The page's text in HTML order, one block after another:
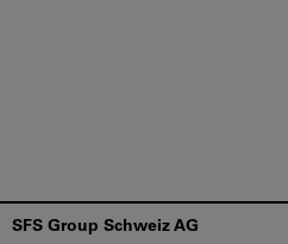
Fußzeile
SFS Group Schweiz AG